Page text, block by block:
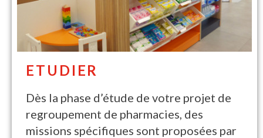
ETUDIER
Dès la phase d’étude de votre projet de
regroupement de pharmacies, des
missions spécifiques sont proposées par